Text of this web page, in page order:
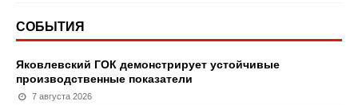
СОБЫТИЯ
Яковлевский ГОК демонстрирует устойчивые
производственные показатели
7 августа 2026